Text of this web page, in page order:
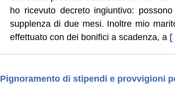
ho ricevuto decreto ingiuntivo:
supplenza di due mesi. Inoltre mio
effettuato con dei bonifici a scadenza, a [
Pignoramento di stipendi e provvigioni